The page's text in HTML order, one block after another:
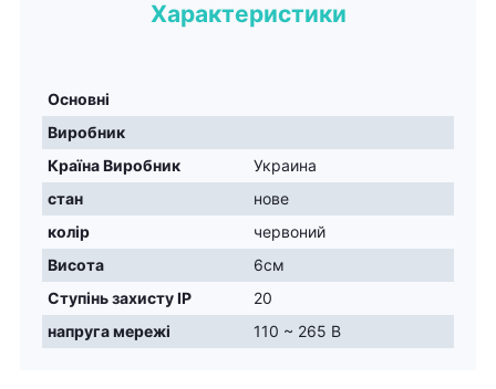
Характеристики
Основні
Виробник
Країна Виробник
Украина
стан
нове
колір
червоний
Висота
6см
Ступінь захисту IP
20
напруга мережі
110 ~ 265 В